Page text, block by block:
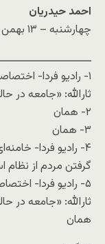
احمد حیدریان
چهارشنبه – ۱۳ بهمن ۱۴۰۰
۱- رادیو فردا-
ثارالله: «جامعه در
۲- همان
۳- همان
۴- رادیو فردا-
گرفتن مردم از نظام اسلامی
۵- رادیو فردا-
ثارالله: «جامعه در
همان